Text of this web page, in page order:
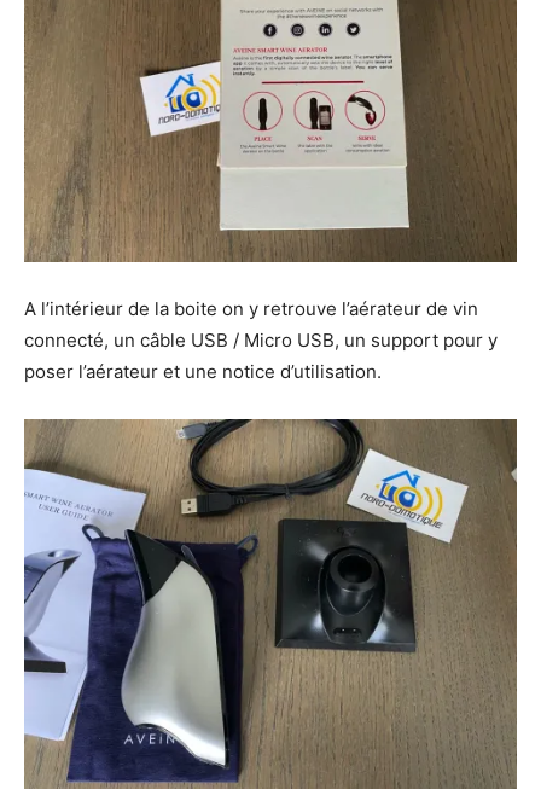
A l’intérieur de la boite on y retrouve l’aérateur de vin
connecté, un câble USB / Micro USB, un support pour y
poser l’aérateur et une notice d’utilisation.